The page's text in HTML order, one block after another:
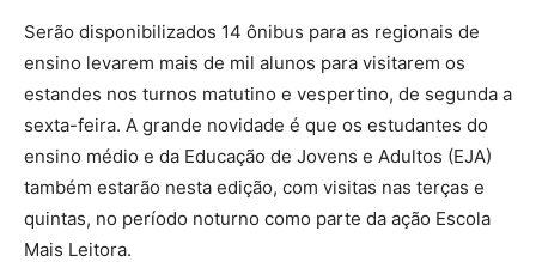
Serão disponibilizados 14 ônibus para as regionais de
ensino levarem mais de mil alunos para visitarem os
estandes nos turnos matutino e vespertino, de segunda a
sexta-feira. A grande novidade é que os estudantes do
ensino médio e da Educação de Jovens e Adultos (EJA)
também estarão nesta edição, com visitas nas terças e
quintas, no período noturno como parte da ação Escola
Mais Leitora.